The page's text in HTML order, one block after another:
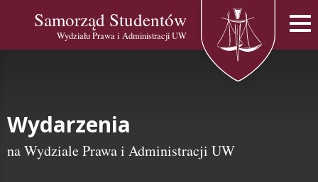
Samorząd Studentów
Wydziału Prawa i Administracji UW
Wydarzenia
na Wydziale Prawa i Administracji UW